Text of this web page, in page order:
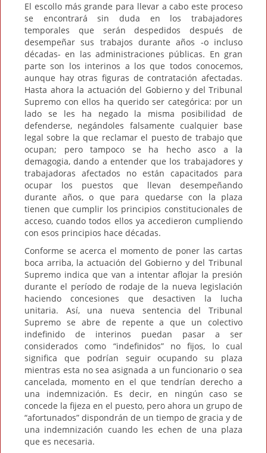
El escollo más grande para llevar a cabo este proceso
se encontrará sin duda en los trabajadores
temporales que serán despedidos después de
desempeñar sus trabajos durante años -o incluso
décadas- en las administraciones públicas. En gran
parte son los interinos a los que todos conocemos,
aunque hay otras figuras de contratación afectadas.
Hasta ahora la actuación del Gobierno y del Tribunal
Supremo con ellos ha querido ser categórica: por un
lado se les ha negado la misma posibilidad de
defenderse, negándoles falsamente cualquier base
legal sobre la que reclamar el puesto de trabajo que
ocupan; pero tampoco se ha hecho asco a la
demagogia, dando a entender que los trabajadores y
trabajadoras afectados no están capacitados para
ocupar los puestos que llevan desempeñando
durante años, o que para quedarse con la plaza
tienen que cumplir los principios constitucionales de
acceso, cuando todos ellos ya accedieron cumpliendo
con esos principios hace décadas.
Conforme se acerca el momento de poner las cartas
boca arriba, la actuación del Gobierno y del Tribunal
Supremo indica que van a intentar aflojar la presión
durante el período de rodaje de la nueva legislación
haciendo concesiones que desactiven la lucha
unitaria. Así, una nueva sentencia del Tribunal
Supremo se abre de repente a que un colectivo
indefinido de interinos puedan pasar a ser
considerados como “indefinidos” no fijos, lo cual
significa que podrían seguir ocupando su plaza
mientras esta no sea asignada a un funcionario o sea
cancelada, momento en el que tendrían derecho a
una indemnización. Es decir, en ningún caso se
concede la fijeza en el puesto, pero ahora un grupo de
“afortunados” dispondrán de un tiempo de gracia y de
una indemnización cuando les echen de una plaza
que es necesaria.